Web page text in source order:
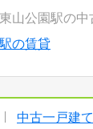
東山公園駅の中
の賃貸
中古一戸建て